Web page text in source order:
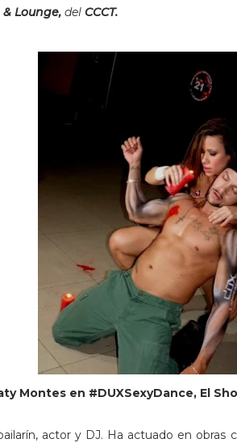
Lounge, del CCCT.
Montes en #DUXSexyDance, El
actor y DJ. Ha actuado en obras